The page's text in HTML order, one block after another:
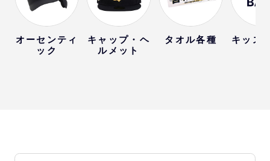
オーセンティ
ック
キャップ・ヘ
ルメット
タオル各種
キッズ